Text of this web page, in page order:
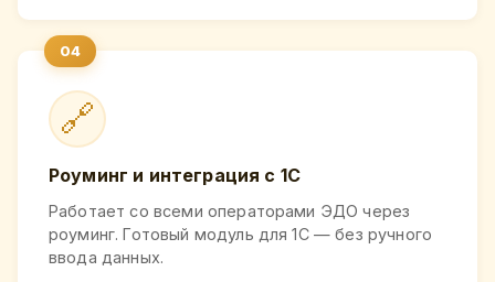
🔗
Роуминг и интеграция с 1С
Работает со всеми операторами ЭДО через
роуминг. Готовый модуль для 1С — без ручного
ввода данных.